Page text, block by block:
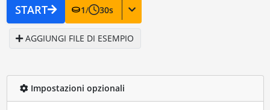
START 1/ 30s
AGGIUNGI FILE DI ESEMPIO
Impostazioni opzionali